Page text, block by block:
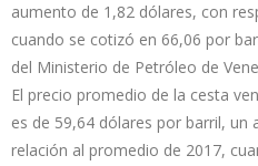
aumento de 1,82 dólares, con
cuando se cotizó en 66,06 por
del Ministerio de Petróleo de
El precio promedio de la cesta
es de 59,64 dólares por barril, un
relación al promedio de 2017,